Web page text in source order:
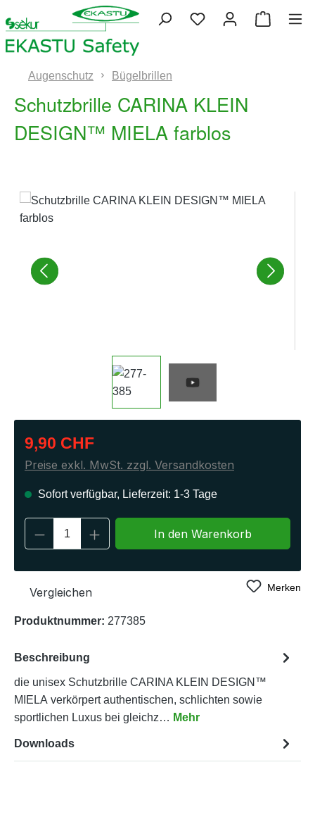
Zum Hauptinhalt springen Du hast 0 Produkte
Augenschutz Bügelbrillen
Schutzbrille CARINA KLEIN
DESIGN™ MIELA farblos
Bildergalerie überspringen
Regulärer Preis:
9,90 CHF
Preise exkl. MwSt. zzgl. Versandkosten
Sofort verfügbar, Lieferzeit: 1-3 Tage
Produkt Anzahl: Gib den gewünschten
In den Warenkorb
Vergleichen Merken
Produktnummer: 277385
Beschreibung
die unisex Schutzbrille CARINA KLEIN DESIGN™
MIELA verkörpert authentischen, schlichten sowie
sportlichen Luxus bei gleichz… Mehr
Downloads